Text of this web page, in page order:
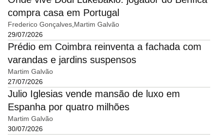
compra casa em Portugal
Frederico Gonçalves Martim Galvão
29/07/2026
Prédio em Coimbra reinventa a fachada com
varandas e jardins suspensos
Martim Galvão
27/07/2026
Julio Iglesias vende mansão de luxo em
Espanha por quatro milhões
Martim Galvão
30/07/2026